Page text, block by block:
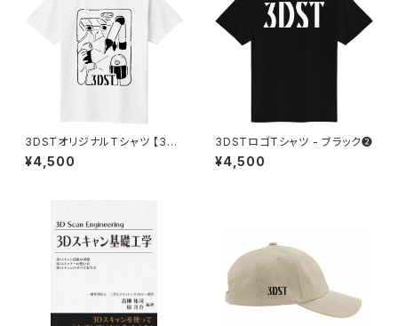
3DSTオリジナルTシャツ 【3D
Scanners】ホワイト
¥4,500
3DSTロゴTシャツ - ブラック❷
¥4,500